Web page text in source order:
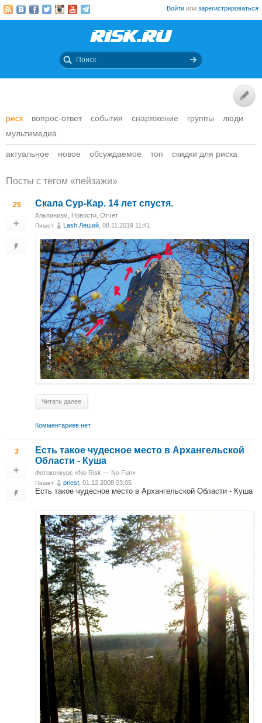
Войти или зарегистрироваться
риск вопрос-ответ события снаряжение группы
люди
мультимедиа
актуальное новое обсуждаемое топ скидки для риска
Посты c тегом «пейзажи»
25 Скала Сур-Кар. 14 лет спустя.
Альпинизм Новости Отчет
Пишет Lash Леший , 08.11.2019 11:41
Читать далее
Комментариев нет
3
Есть такое чудесное место в Архангельской
Области - Куша
Фотоконкурс «No Risk — No Fun»
Пишет priest , 01.12.2008 03:05
Есть такое чудесное место в Архангельской Области - Куша